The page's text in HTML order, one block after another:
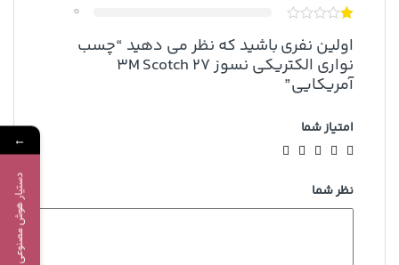
0
اولین نفری باشید که نظر می دهید “چسب
نواری الکتریکی نسوز 3M Scotch 27
آمریکایی”
امتیاز شما
نظر شما
←
دستیار هوش مصنوعی